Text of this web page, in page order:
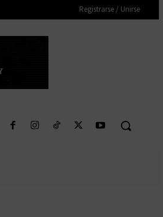
Registrarse / Unirse